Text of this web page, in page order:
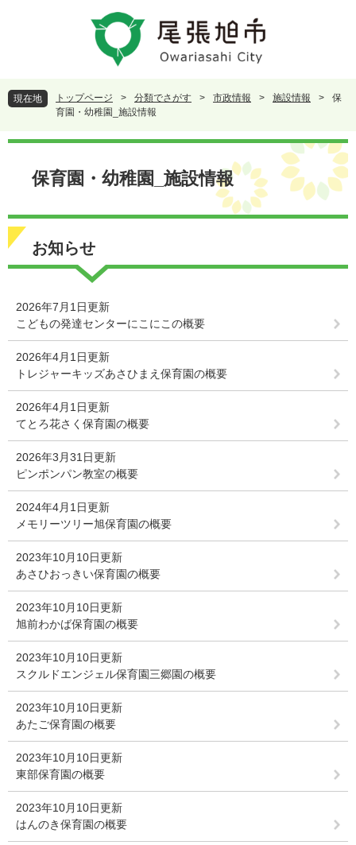
頭
で
。
飛
ば
て
現在地 トップページ > 分類でさがす > 市政情報 > 施設情報 >
保
育園・幼稚園_施設情報
本
保育園・幼稚園_施設情報
お知らせ
2026年7月1日更新
こどもの発達センターにこにこの概要
2026年4月1日更新
トレジャーキッズあさひまえ保育園の概要
2026年4月1日更新
てとろ花さく保育園の概要
2026年3月31日更新
ピンポンパン教室の概要
2024年4月1日更新
メモリーツリー旭保育園の概要
2023年10月10日更新
あさひおっきい保育園の概要
2023年10月10日更新
旭前わかば保育園の概要
2023年10月10日更新
スクルドエンジェル保育園三郷園の概要
2023年10月10日更新
あたご保育園の概要
2023年10月10日更新
東部保育園の概要
2023年10月10日更新
はんのき保育園の概要